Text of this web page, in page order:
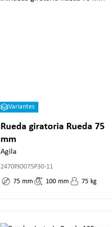
Variantes
Rueda giratoria Rueda 75
mm
Agila
2470PJO075P30-11
75 mm 100 mm 75 kg